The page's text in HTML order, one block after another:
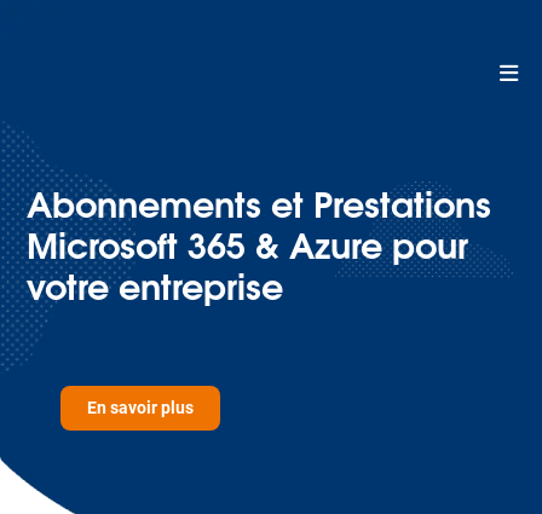
Abonnements et Prestations
Microsoft 365 & Azure pour
votre entreprise
En savoir plus